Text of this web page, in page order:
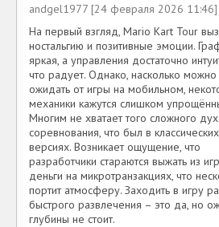
andgel1977 [24 февраля 2026 11:46]
На первый взгляд, Mario Kart Tour
ностальгию и позитивные эмоции.
яркая, а управления достаточно
что радует. Однако, насколько
ожидать от игры на мобильном,
механики кажутся слишком
Многим не хватает того сложного
соревнования, что был в классических
версиях. Возникает ощущение, что
разработчики стараются выжать из
деньги на микротранзакциях, что
портит атмосферу. Заходить в игру
быстрого развлечения – это да, но
глубины не стоит.